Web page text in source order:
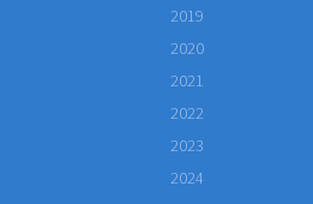
2019
2020
2021
2022
2023
2024